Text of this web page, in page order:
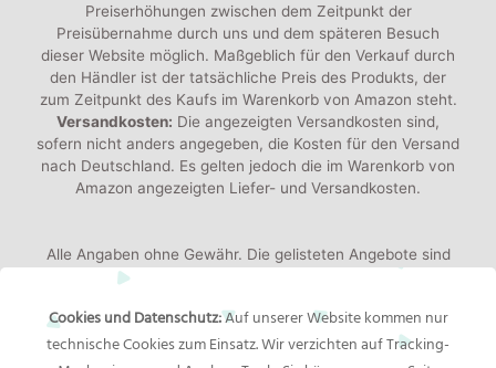
Preiserhöhungen zwischen dem Zeitpunkt der
Preisübernahme durch uns und dem späteren Besuch
dieser Website möglich. Maßgeblich für den Verkauf durch
den Händler ist der tatsächliche Preis des Produkts, der
zum Zeitpunkt des Kaufs im Warenkorb von Amazon steht.
Versandkosten: Die angezeigten Versandkosten sind,
sofern nicht anders angegeben, die Kosten für den Versand
nach Deutschland. Es gelten jedoch die im Warenkorb von
Amazon angezeigten Liefer- und Versandkosten.
Alle Angaben ohne Gewähr. Die gelisteten Angebote sind
keine verbindlichen Werbeaussagen der Anbieter!
jeweiligen Händler oder Hersteller bereitgestellt. Das
gelieferte Produkt kann von den Bildern abweichen.
Cookies und Datenschutz:Auf unserer Website kommen nur
technische Cookies zum Einsatz. Wir verzichten auf Tracking-